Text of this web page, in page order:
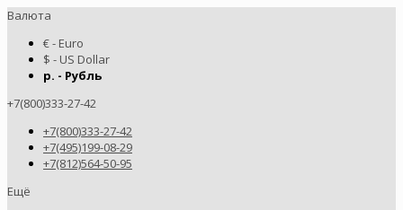
Валюта
€ - Euro
$ - US Dollar
р. - Рубль
+7(800)333-27-42
+7(800)333-27-42
+7(495)199-08-29
+7(812)564-50-95
Ещё